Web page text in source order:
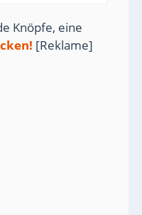
Knöpfe, eine
[Reklame]